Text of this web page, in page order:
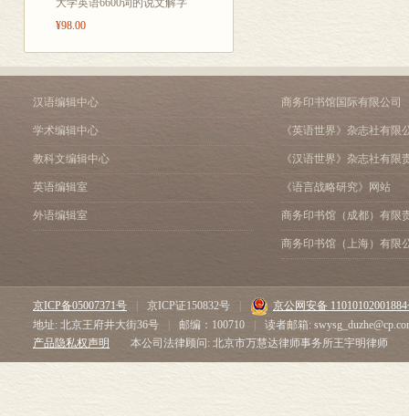
大学英语6600词的说文解字
¥98.00
汉语编辑中心
学术编辑中心
教科文编辑中心
英语编辑室
外语编辑室
商务印书馆国际有限公司
《英语世界》杂志社有限
《汉语世界》杂志社有限
《语言战略研究》网站
商务印书馆（成都）有限
商务印书馆（上海）有限
京ICP备05007371号 京ICP证150832号
京公网安备
地址: 北京王府井大街36号
邮编：100710
读者邮箱:
产品隐私权声明
本公司法律顾问: 北京市万慧达律师事务所王宇明律师